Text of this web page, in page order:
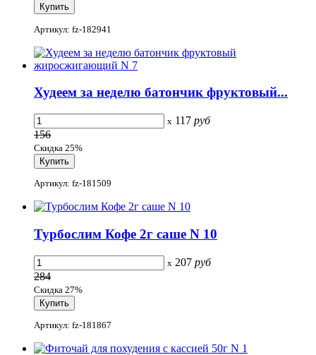
Артикул: fz-182941
Худеем за неделю батончик фруктовый...
x 117 руб
156
Скидка 25%
Артикул: fz-181509
Турбослим Кофе 2г саше N 10
x 207 руб
284
Скидка 27%
Артикул: fz-181867